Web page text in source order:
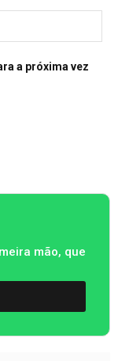
a próxima vez
mão, que